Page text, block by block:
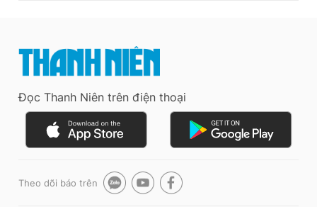
Đọc Thanh Niên trên điện thoại
Theo dõi báo trên